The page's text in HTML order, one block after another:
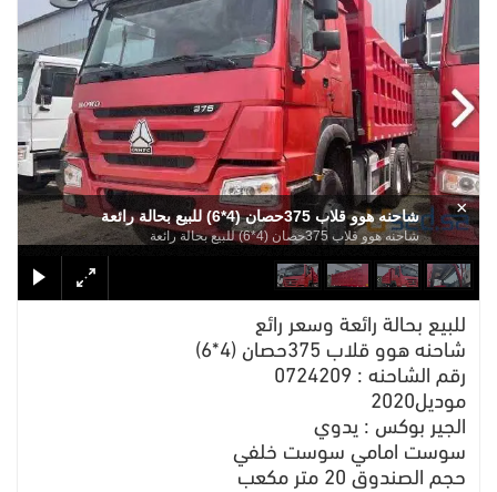
شاحنه هوو قلاب 375حصان (4*6) للبيع بحالة رائعة
شاحنه هوو قلاب 375حصان (4*6) للبيع بحالة رائعة
×
للبيع بحالة رائعة وسعر رائع
شاحنه هوو قلاب 375حصان (4*6)
رقم الشاحنه : 0724209
موديل2020
الجير بوكس : يدوي
سوست امامي سوست خلفي
حجم الصندوق 20 متر مكعب